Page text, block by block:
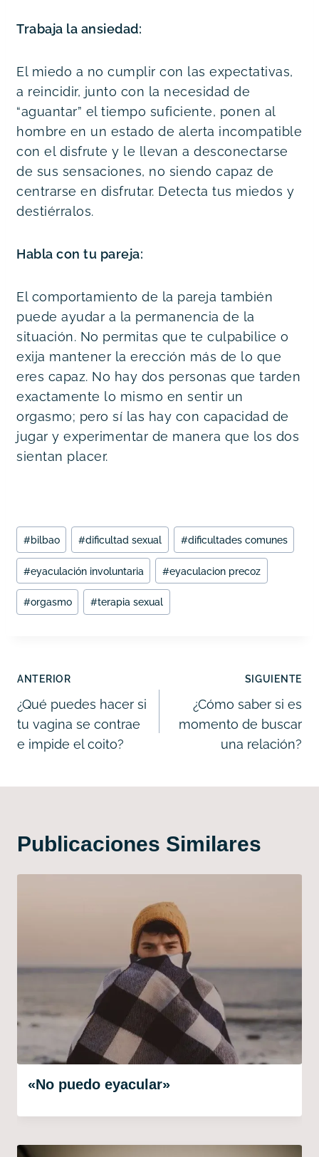
Trabaja la ansiedad:
El miedo a no cumplir con las expectativas,
a reincidir, junto con la necesidad de
“aguantar” el tiempo suficiente, ponen al
hombre en un estado de alerta incompatible
con el disfrute y le llevan a desconectarse
de sus sensaciones, no siendo capaz de
centrarse en disfrutar. Detecta tus miedos y
destiérralos.
Habla con tu pareja:
El comportamiento de la pareja también
puede ayudar a la permanencia de la
situación. No permitas que te culpabilice o
exija mantener la erección más de lo que
eres capaz. No hay dos personas que tarden
exactamente lo mismo en sentir un
orgasmo; pero sí las hay con capacidad de
jugar y experimentar de manera que los dos
sientan placer.
Etiquetas
de
la
entrada:
#bilbao #dificultad sexual #dificultades comunes
#eyaculación involuntaria #eyaculacion precoz
#orgasmo #terapia sexual
Navegación
de
entradas
ANTERIOR
¿Qué puedes hacer si
tu vagina se contrae
e impide el coito?
SIGUIENTE
¿Cómo saber si es
momento de buscar
una relación?
Publicaciones Similares
«No puedo eyacular»